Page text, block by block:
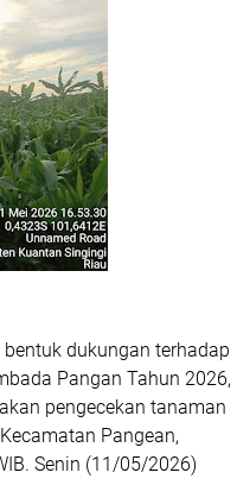
dukungan terhadap
Pangan Tahun 2026,
pengecekan tanaman
Pangean,
Senin (11/05/2026)